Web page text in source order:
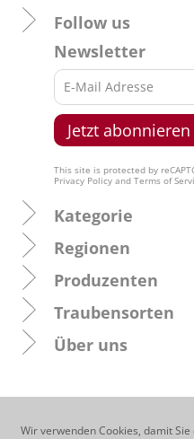
Wir verwenden Cookies, damit
Follow us
Newsletter
This site is protected by
Privacy Policy and Terms of
Kategorie
Regionen
Produzenten
Traubensorten
Über uns